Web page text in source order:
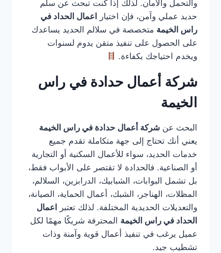
والتحمل والأمان. لذلك إذا كنت تبحث عن سلم
حديد عملي وآمن، فإن اختيار
اعمال الحداد في
راس الخيمة متخصصة في سلالم الحديد يساعدك
على الحصول على تنفيذ متقن يدوم لسنوات
ويخدم احتياجك بكفاءة.
شركة أعمال حدادة في راس
الخيمة
البحث عن شركة أعمال حدادة في راس الخيمة
يعني أنك تحتاج إلى جهة متكاملة تقدم جميع
خدمات الحديد، سواء للأعمال السكنية أو التجارية
أو الصناعية. فالحدادة لا تقتصر على الأبواب فقط،
بل تشمل البوابات، الشبابيك، الدرابزين، السلالم،
المظلات، الهناجر، الشبك، أعمال الحماية، الصيانة،
والتعديلات الحديدية المختلفة. لذلك تعتبر
اعمال
الحداد في راس الخيمة المحترفة شريكًا مهمًا لكل
عميل يرغب في تنفيذ أعمال قوية وآمنة وذات
تشطيب جيد.